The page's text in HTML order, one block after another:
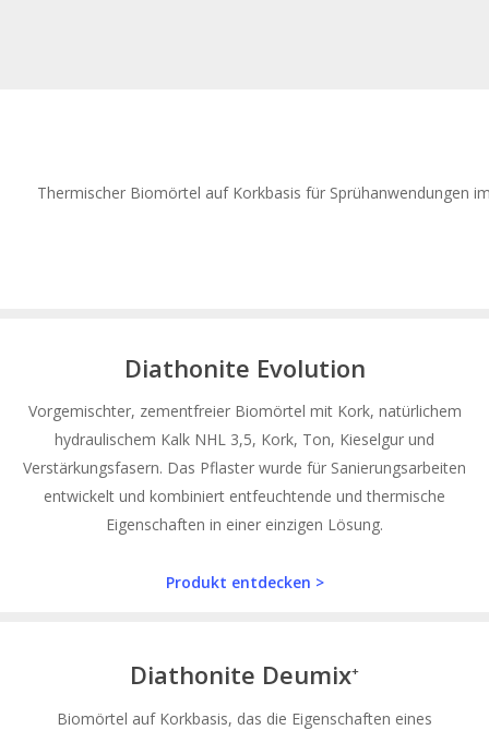
Thermischer Biomörtel auf Korkbasis für Sprühanwendungen
Diathonite Evolution
Vorgemischter, zementfreier Biomörtel mit Kork, natürlichem
hydraulischem Kalk NHL 3,5, Kork, Ton, Kieselgur und
Verstärkungsfasern. Das Pflaster wurde für Sanierungsarbeiten
entwickelt und kombiniert entfeuchtende und thermische
Eigenschaften in einer einzigen Lösung.
Produkt entdecken >
Diathonite Deumix+
Biomörtel auf Korkbasis, das die Eigenschaften eines